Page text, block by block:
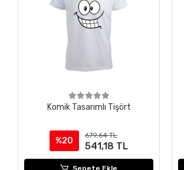
Komik Tasarımlı Tişört
%20
679,64 TL
541,18 TL
Sepete Ekle